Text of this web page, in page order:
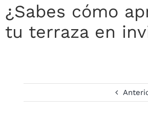
¿Sabes cómo
tu terraza en